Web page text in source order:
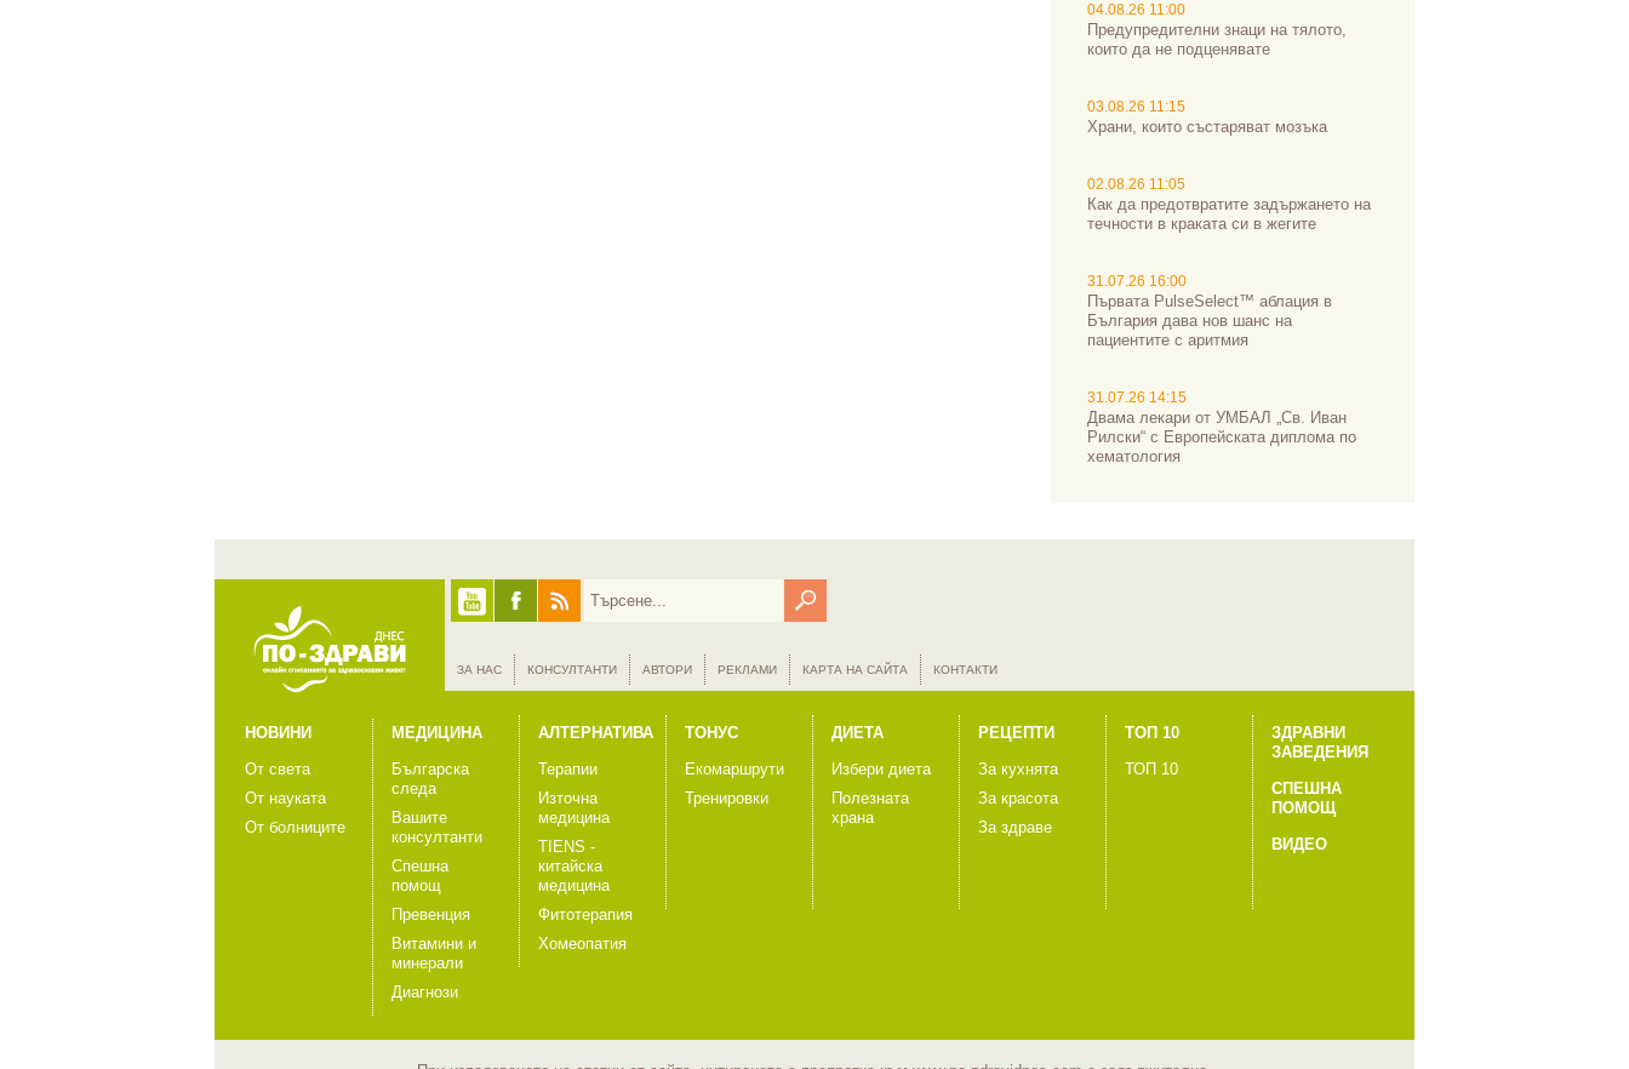
04.08.26 11:00
Предупредителни знаци на тялото,
които да не подценявате
03.08.26 11:15
Храни, които състаряват мозъка
02.08.26 11:05
Как да предотвратите задържането на
течности в краката си в жегите
31.07.26 16:00
Първата PulseSelect™ аблация в
България дава нов шанс на
пациентите с аритмия
31.07.26 14:15
Двама лекари от УМБАЛ „Св. Иван
Рилски“ с Европейската диплома по
хематология
ЗА НАС КОНСУЛТАНТИ АВТОРИ РЕКЛАМИ КАРТА НА САЙТА КОНТАКТИ
НОВИНИ
От света
От науката
От болниците
МЕДИЦИНА
Българска
следа
Вашите
консултанти
Спешна
помощ
Превенция
Витамини и
минерали
Диагнози
АЛТЕРНАТИВА
Терапии
Източна
медицина
TIENS -
китайска
медицина
Фитотерапия
Хомеопатия
ТОНУС
Екомаршрути
Тренировки
ДИЕТА
Избери диета
Полезната
храна
РЕЦЕПТИ
За кухнята
За красота
За здраве
ТОП 10
ТОП 10
ЗДРАВНИ
ЗАВЕДЕНИЯ
СПЕШНА
ПОМОЩ
ВИДЕО